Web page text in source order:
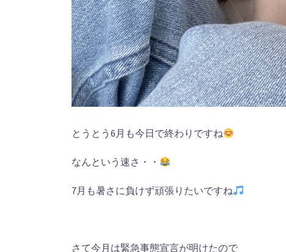
とうとう6月も今日で終わりですね
なんという速さ・・
7月も暑さに負けず頑張りたいですね
さて今月は緊急事態宣言が明けたので